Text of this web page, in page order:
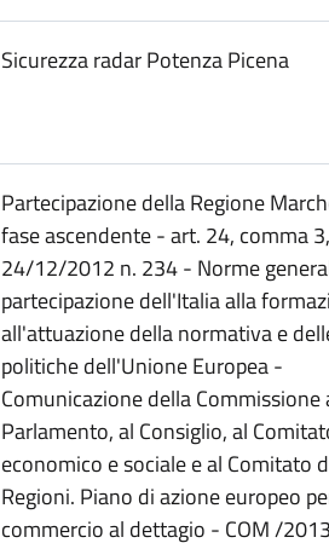
Sicurezza radar Potenza Picena
Partecipazione della Regione
fase ascendente - art. 24, comma
24/12/2012 n. 234 - Norme
partecipazione dell'Italia alla
all'attuazione della normativa e
politiche dell'Unione Europea -
Comunicazione della Commissione
Parlamento, al Consiglio, al
economico e sociale e al Comitato
Regioni. Piano di azione europeo
commercio al dettagio - COM /